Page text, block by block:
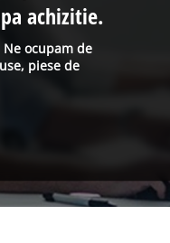
ocupam de
piese de
achizitie.